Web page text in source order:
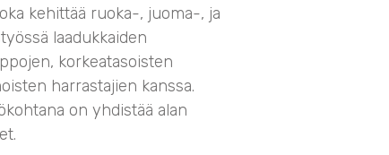
kehittää ruoka-, juoma-, ja
laadukkaiden
korkeatasoisten
harrastajien kanssa.
on yhdistää alan